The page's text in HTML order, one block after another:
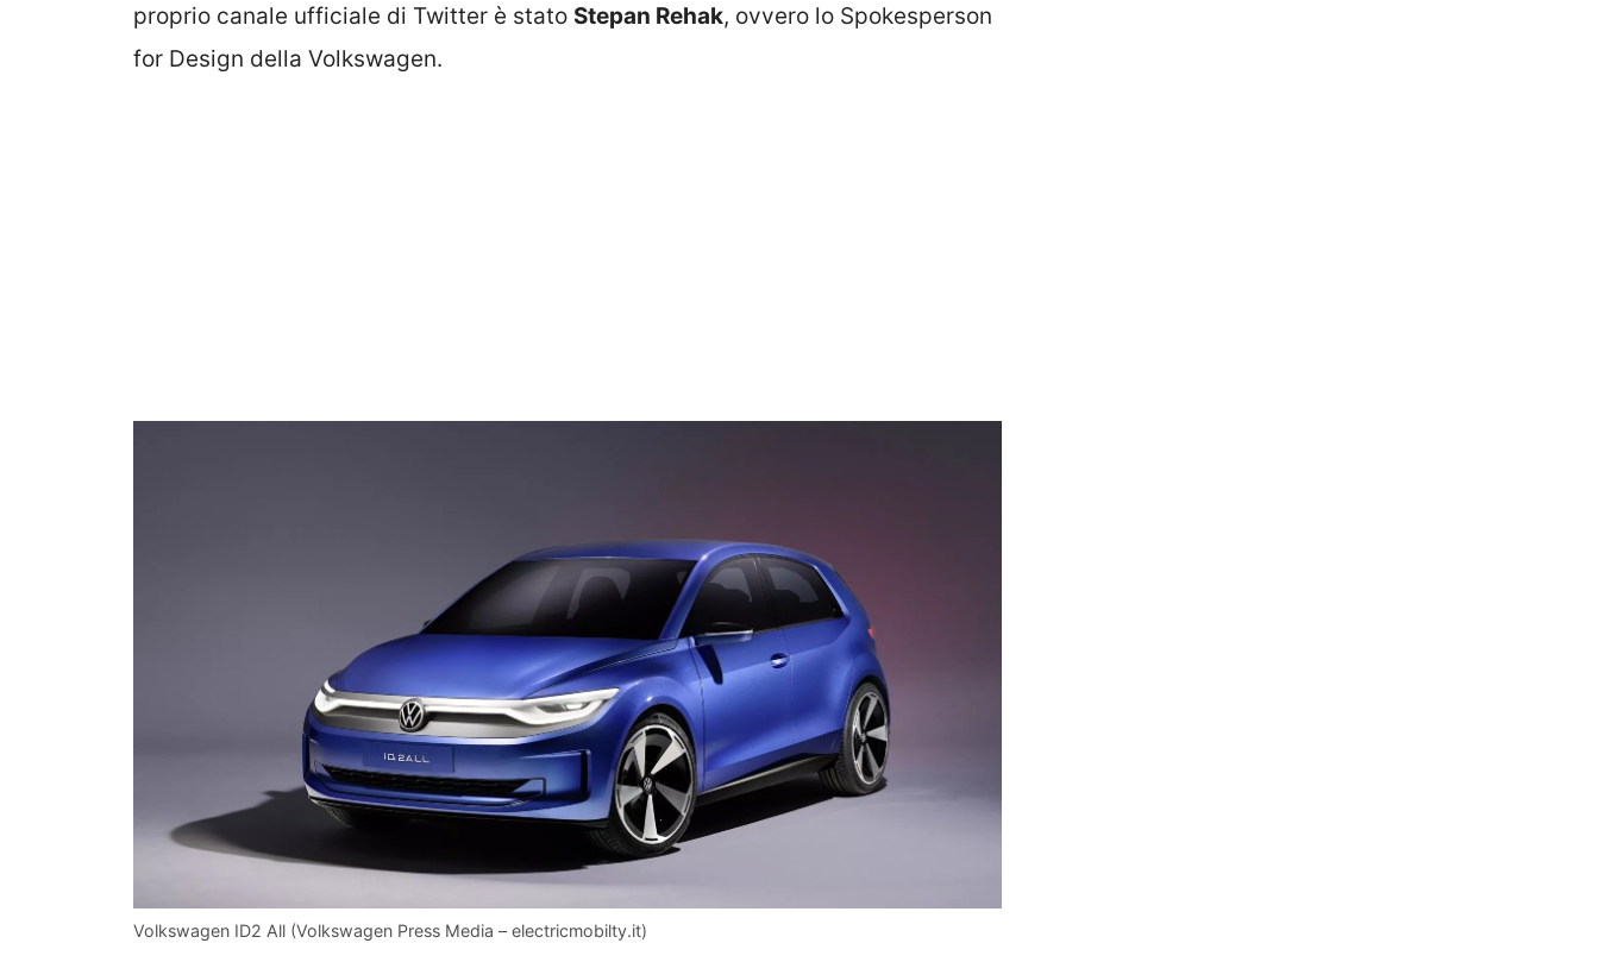
proprio canale ufficiale di Twitter è stato Stepan Rehak, ovvero lo Spokesperson
for Design della Volkswagen.
Volkswagen ID2 All (Volkswagen Press Media – electricmobilty.it)